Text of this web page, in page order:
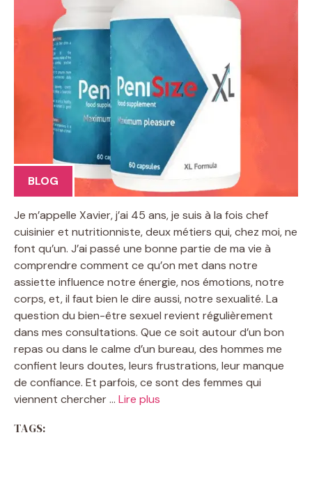
BLOG
Je m’appelle Xavier, j’ai 45 ans, je suis à la fois chef
cuisinier et nutritionniste, deux métiers qui, chez moi, ne
font qu’un. J’ai passé une bonne partie de ma vie à
comprendre comment ce qu’on met dans notre
assiette influence notre énergie, nos émotions, notre
corps, et, il faut bien le dire aussi, notre sexualité. La
question du bien-être sexuel revient régulièrement
dans mes consultations. Que ce soit autour d’un bon
repas ou dans le calme d’un bureau, des hommes me
confient leurs doutes, leurs frustrations, leur manque
de confiance. Et parfois, ce sont des femmes qui
viennent chercher … Lire plus
TAGS: